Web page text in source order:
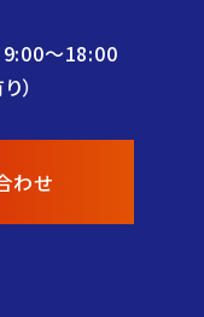
9:00〜18:00
）
わせ